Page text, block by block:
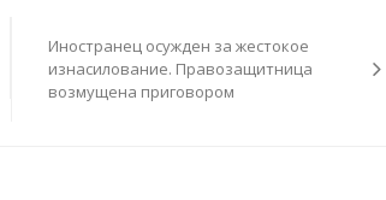
Иностранец осужден за жестокое
изнасилование. Правозащитница
возмущена приговором